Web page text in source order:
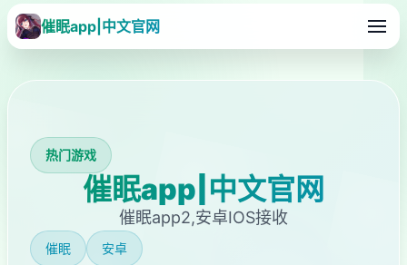
催眠app|中文官网
热门游戏
催眠app|中文官网
催眠app2,安卓IOS接收
催眠 安卓